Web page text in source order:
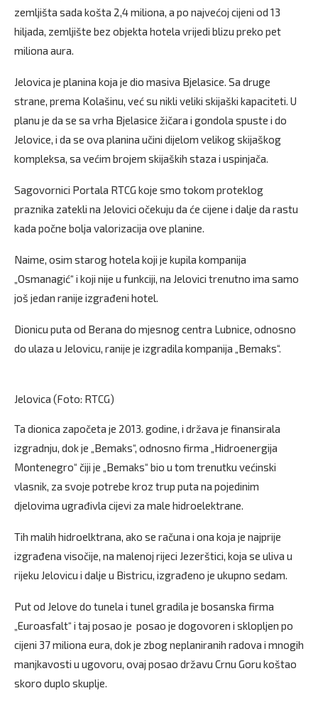
zemljišta sada košta 2,4 miliona, a po najvećoj cijeni od 13
hiljada, zemljište bez objekta hotela vrijedi blizu preko pet
miliona aura.
Jelovica je planina koja je dio masiva Bjelasice. Sa druge
strane, prema Kolašinu, već su nikli veliki skijaški kapaciteti. U
planu je da se sa vrha Bjelasice žičara i gondola spuste i do
Jelovice, i da se ova planina učini dijelom velikog skijaškog
kompleksa, sa većim brojem skijaških staza i uspinjača.
Sagovornici Portala RTCG koje smo tokom proteklog
praznika zatekli na Jelovici očekuju da će cijene i dalje da rastu
kada počne bolja valorizacija ove planine.
Naime, osim starog hotela koji je kupila kompanija
„Osmanagić“ i koji nije u funkciji, na Jelovici trenutno ima samo
još jedan ranije izgrađeni hotel.
Dionicu puta od Berana do mjesnog centra Lubnice, odnosno
do ulaza u Jelovicu, ranije je izgradila kompanija „Bemaks“.
Jelovica (Foto: RTCG)
Ta dionica započeta je 2013. godine, i država je finansirala
izgradnju, dok je „Bemaks“, odnosno firma „Hidroenergija
Montenegro“ čiji je „Bemaks“ bio u tom trenutku većinski
vlasnik, za svoje potrebe kroz trup puta na pojedinim
djelovima ugrađivla cijevi za male hidroelektrane.
Tih malih hidroelktrana, ako se računa i ona koja je najprije
izgrađena visočije, na malenoj rijeci Jezerštici, koja se uliva u
rijeku Jelovicu i dalje u Bistricu, izgrađeno je ukupno sedam.
Put od Jelove do tunela i tunel gradila je bosanska firma
„Euroasfalt“ i taj posao je posao je dogovoren i sklopljen po
cijeni 37 miliona eura, dok je zbog neplaniranih radova i mnogih
manjkavosti u ugovoru, ovaj posao državu Crnu Goru koštao
skoro duplo skuplje.